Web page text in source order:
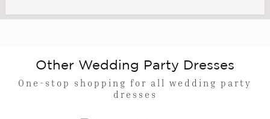
Other Wedding Party Dresses
One-stop shopping for all wedding party
dresses